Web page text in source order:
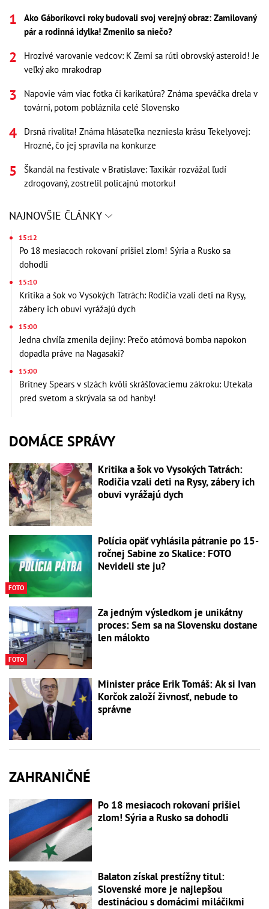
Ako Gáboríkovci roky budovali svoj verejný obraz: Zamilovaný
pár a rodinná idylka! Zmenilo sa niečo?
Hrozivé varovanie vedcov: K Zemi sa rúti obrovský asteroid! Je
veľký ako mrakodrap
Napovie vám viac fotka či karikatúra? Známa speváčka drela v
továrni, potom pobláznila celé Slovensko
Drsná rivalita! Známa hlásateľka nezniesla krásu Tekelyovej:
Hrozné, čo jej spravila na konkurze
Škandál na festivale v Bratislave: Taxikár rozvážal ľudí
zdrogovaný, zostrelil policajnú motorku!
NAJNOVŠIE ČLÁNKY
15:12
Po 18 mesiacoch rokovaní prišiel zlom! Sýria a Rusko sa
dohodli
15:10
Kritika a šok vo Vysokých Tatrách: Rodičia vzali deti na Rysy,
zábery ich obuvi vyrážajú dych
15:00
Jedna chvíľa zmenila dejiny: Prečo atómová bomba napokon
dopadla práve na Nagasaki?
15:00
Britney Spears v slzách kvôli skrášľovaciemu zákroku: Utekala
pred svetom a skrývala sa od hanby!
DOMÁCE SPRÁVY
Kritika a šok vo Vysokých Tatrách:
Rodičia vzali deti na Rysy, zábery ich
obuvi vyrážajú dych
FOTO
Polícia opäť vyhlásila pátranie po 15-
ročnej Sabine zo Skalice: FOTO
Nevideli ste ju?
FOTO
Za jedným výsledkom je unikátny
proces: Sem sa na Slovensku dostane
len málokto
Minister práce Erik Tomáš: Ak si Ivan
Korčok založí živnosť, nebude to
správne
ZAHRANIČNÉ
Po 18 mesiacoch rokovaní prišiel
zlom! Sýria a Rusko sa dohodli
Balaton získal prestížny titul:
Slovenské more je najlepšou
destináciou s domácimi miláčikmi